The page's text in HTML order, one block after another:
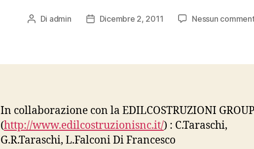
Autore
Di admin
DataDicembre 2, 2011 Nessun
In collaborazione con la EDILCOSTRUZIONI GROUP
(http://www.edilcostruzionisnc.it/) : C.Taraschi,
G.R.Taraschi, L.Falconi Di Francesco